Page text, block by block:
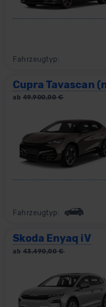
Fahrzeugtyp:
Cupra Tavascan
ab 49.900,00€
Fahrzeugtyp:
Skoda Enyaq iV
ab 43.490,00€